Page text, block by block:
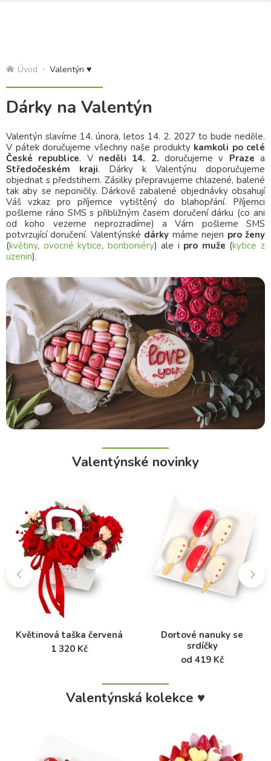
Úvod Valentýn ♥
Dárky na Valentýn
Valentýn slavíme 14. února, letos 14. 2. 2027 to bude neděle.
V pátek doručujeme všechny naše produkty kamkoli po celé
České republice. V neděli 14. 2. doručujeme v Praze a
Středočeském kraji. Dárky k Valentýnu doporučujeme
objednat s předstihem. Zásilky přepravujeme chlazené, balené
tak aby se neponičily. Dárkově zabalené objednávky obsahují
Váš vzkaz pro příjemce vytištěný do blahopřání. Příjemci
pošleme ráno SMS s přibližným časem doručení dárku (co ani
od koho vezeme neprozradíme) a Vám pošleme SMS
potvrzující doručení. Valentýnské dárky máme nejen pro ženy
(květiny, ovocné kytice, bonboniéry) ale i pro muže (kytice z
uzenin).
Valentýnské novinky
Květinová taška červená
1 320 Kč
Dortové nanuky se
srdíčky
od 419 Kč
Valentýnská kolekce ♥